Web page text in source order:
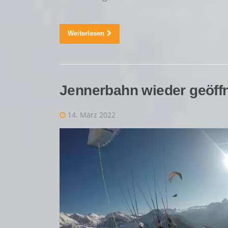
Weiterlesen
Jennerbahn wieder
14. März 2022